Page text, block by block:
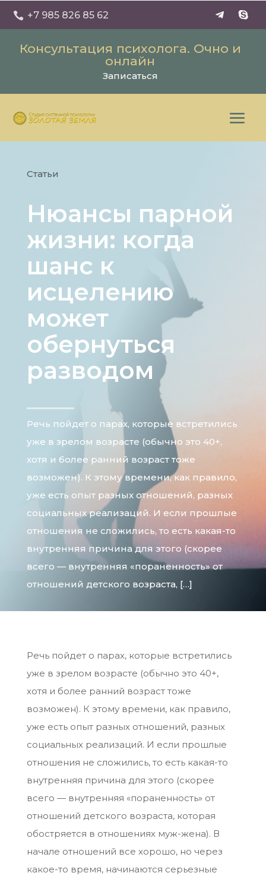
 +7 985 826 85 62
Консультация психолога. Очно и
онлайн
Записаться
Статьи
Нюансы парной
жизни: когда
шанс к
исцелению
может
обернуться
разводом
Речь пойдет о парах, которые встретились
уже в зрелом возрасте (обычно это 40+,
хотя и более ранний возраст тоже
возможен). К этому времени, как правило,
уже есть опыт разных отношений, разных
социальных реализаций. И если прошлые
отношения не сложились, то есть какая-то
внутренняя причина для этого (скорее
всего — внутренняя «пораненность» от
отношений детского возраста, […]
Речь пойдет о парах, которые встретились
уже в зрелом возрасте (обычно это 40+,
хотя и более ранний возраст тоже
возможен). К этому времени, как правило,
уже есть опыт разных отношений, разных
социальных реализаций. И если прошлые
отношения не сложились, то есть какая-то
внутренняя причина для этого (скорее
всего — внутренняя «пораненность» от
отношений детского возраста, которая
обостряется в отношениях муж-жена). В
начале отношений все хорошо, но через
какое-то время, начинаются серьезные